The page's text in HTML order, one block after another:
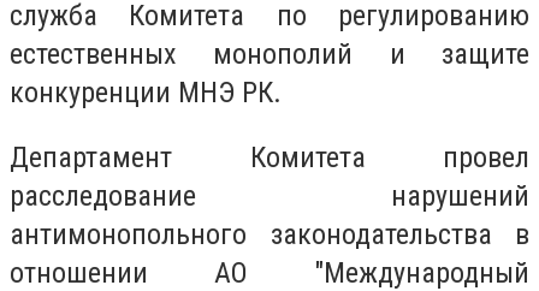
служба Комитета по регулированию
естественных монополий и защите
конкуренции МНЭ РК.
Департамент Комитета провел
расследование нарушений
антимонопольного законодательства в
отношении АО "Международный